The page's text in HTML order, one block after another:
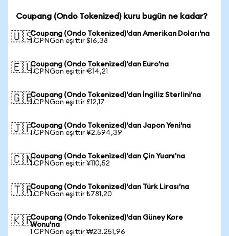
Coupang (Ondo Tokenized) kuru bugün ne kadar?
🇺🇸Coupang (Ondo Tokenized)'dan Amerikan Doları'na
1 CPNGon eşittir $16,38
🇪🇺Coupang (Ondo Tokenized)'dan Euro'na
1 CPNGon eşittir €14,21
🇬🇧Coupang (Ondo Tokenized)'dan İngiliz Sterlini'na
1 CPNGon eşittir £12,17
🇯🇵Coupang (Ondo Tokenized)'dan Japon Yeni'na
1 CPNGon eşittir ¥2.594,39
🇨🇳Coupang (Ondo Tokenized)'dan Çin Yuanı'na
1 CPNGon eşittir ¥110,52
🇹🇷Coupang (Ondo Tokenized)'dan Türk Lirası'na
1 CPNGon eşittir ₺781,20
🇰🇷Coupang (Ondo Tokenized)'dan Güney Kore
Wonu'na
1 CPNGon eşittir ₩23.251,96